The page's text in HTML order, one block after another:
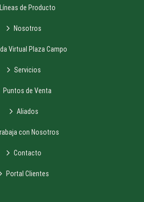
Líneas de Producto
Nosotros
Virtual Plaza Campo
Servicios
Puntos de Venta
Aliados
con Nosotros
Contacto
Portal Clientes